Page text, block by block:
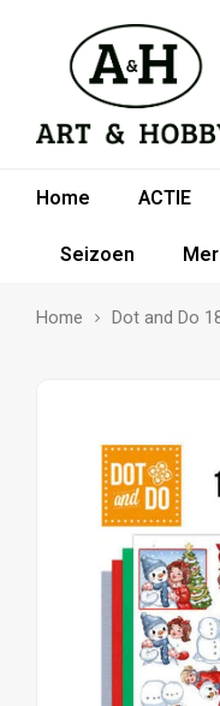
Home ACTIE
Seizoen
Home Dot and Do